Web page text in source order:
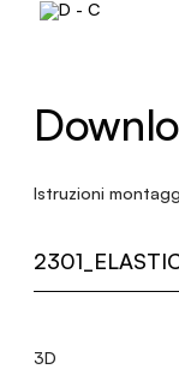
Istruzioni
3D